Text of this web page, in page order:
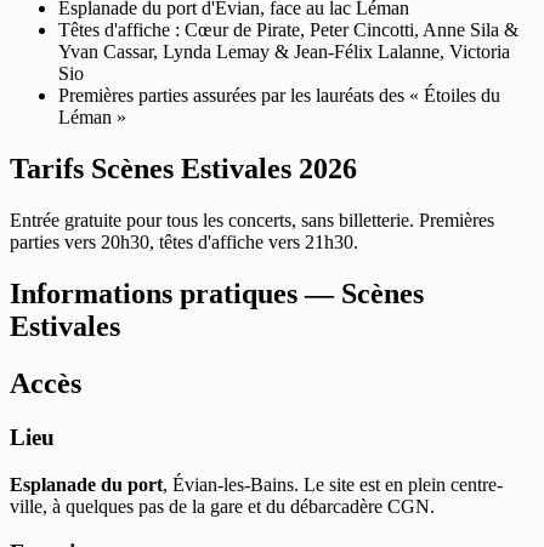
Esplanade du port d'Évian, face au lac Léman
Têtes d'affiche : Cœur de Pirate, Peter Cincotti, Anne Sila &
Yvan Cassar, Lynda Lemay & Jean-Félix Lalanne, Victoria
Sio
Premières parties assurées par les lauréats des « Étoiles du
Léman »
Tarifs Scènes Estivales 2026
Entrée gratuite pour tous les concerts, sans billetterie. Premières
parties vers 20h30, têtes d'affiche vers 21h30.
Informations pratiques — Scènes
Estivales
Accès
Lieu
Esplanade du port, Évian-les-Bains. Le site est en plein centre-
ville, à quelques pas de la gare et du débarcadère CGN.